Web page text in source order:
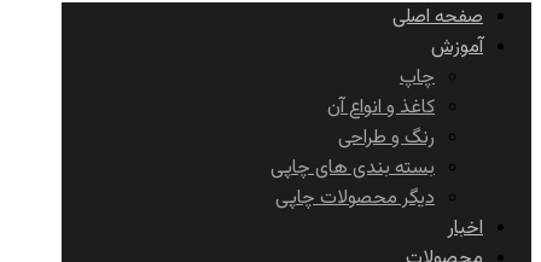
صفحه اصلی
آموزش
چاپ
کاغذ و انواع آن
رنگ و طراحی
بسته بندی های چاپی
دیگر محصولات چاپی
اخبار